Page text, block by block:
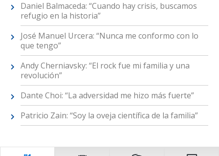
Daniel Balmaceda: “Cuando hay crisis, buscamos
refugio en la historia”
José Manuel Urcera: “Nunca me conformo con lo
que tengo”
Andy Cherniavsky: “El rock fue mi familia y una
revolución”
Dante Choi: “La adversidad me hizo más fuerte”
Patricio Zain: “Soy la oveja científica de la familia”